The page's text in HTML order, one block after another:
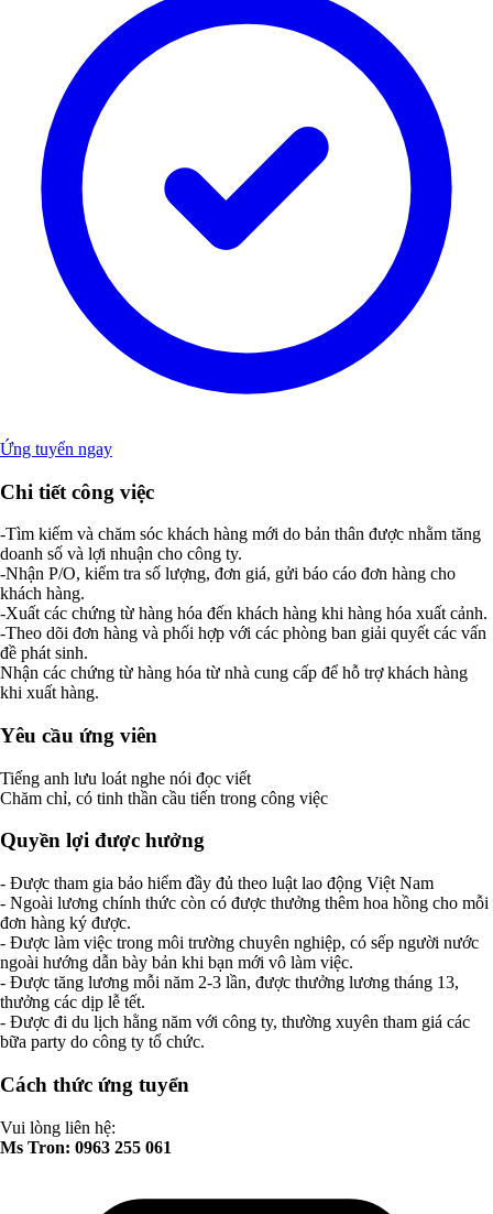
Ứng tuyển ngay
Chi tiết công việc
-Tìm kiếm và chăm sóc khách hàng mới do bản thân được nhằm tăng
doanh số và lợi nhuận cho công ty.
-Nhận P/O, kiểm tra số lượng, đơn giá, gửi báo cáo đơn hàng cho
khách hàng.
-Xuất các chứng từ hàng hóa đến khách hàng khi hàng hóa xuất cảnh.
-Theo dõi đơn hàng và phối hợp với các phòng ban giải quyết các vấn
đề phát sinh.
Nhận các chứng từ hàng hóa từ nhà cung cấp để hỗ trợ khách hàng
khi xuất hàng.
Yêu cầu ứng viên
Tiếng anh lưu loát nghe nói đọc viết
Chăm chỉ, có tinh thần cầu tiến trong công việc
Quyền lợi được hưởng
- Được tham gia bảo hiểm đầy đủ theo luật lao động Việt Nam
- Ngoài lương chính thức còn có được thưởng thêm hoa hồng cho mỗi
đơn hàng ký được.
- Được làm việc trong môi trường chuyên nghiệp, có sếp người nước
ngoài hướng dẫn bày bản khi bạn mới vô làm việc.
- Được tăng lương mỗi năm 2-3 lần, được thưởng lương tháng 13,
thưởng các dịp lễ tết.
- Được đi du lịch hằng năm với công ty, thường xuyên tham giá các
bữa party do công ty tổ chức.
Cách thức ứng tuyển
Vui lòng liên hệ:
Ms Tron: 0963 255 061